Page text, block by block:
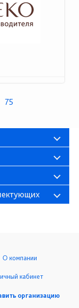
75
О компании
кабинет
организацию